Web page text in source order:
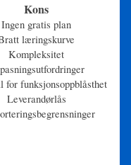
Kons
Ingen gratis plan
læringskurve
Kompleksitet
for funksjonsoppblåsthet
Leverandørlås